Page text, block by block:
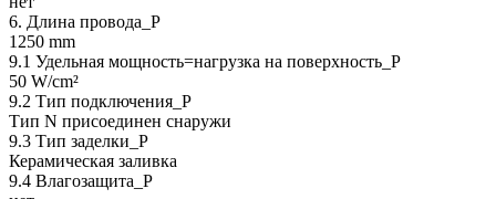
6. Длина провода_P
1250 mm
9.1 Удельная мощность=нагрузка на поверхность_P
50 W/cm²
9.2 Тип подключения_P
Тип N присоединен снаружи
9.3 Тип заделки_Р
Керамическая заливка
9.4 Влагозащита_Р